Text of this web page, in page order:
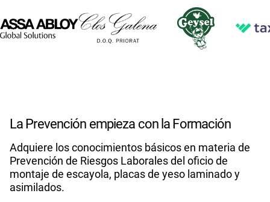
La Prevención empieza con la Formación
Adquiere los conocimientos básicos en materia de
Prevención de Riesgos Laborales del oficio de
montaje de escayola, placas de yeso laminado y
asimilados.